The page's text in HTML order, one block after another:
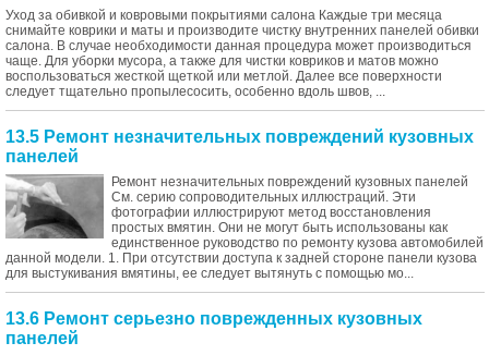
Уход за обивкой и ковровыми покрытиями салона Каждые три месяца
снимайте коврики и маты и производите чистку внутренних панелей обивки
салона. В случае необходимости данная процедура может производиться
чаще. Для уборки мусора, а также для чистки ковриков и матов можно
воспользоваться жесткой щеткой или метлой. Далее все поверхности
следует тщательно пропылесосить, особенно вдоль швов, ...
13.5 Ремонт незначительных повреждений кузовных
панелей
Ремонт незначительных повреждений кузовных панелей
См. серию сопроводительных иллюстраций. Эти
фотографии иллюстрируют метод восстановления
простых вмятин. Они не могут быть использованы как
единственное руководство по ремонту кузова автомобилей
данной модели. 1. При отсутствии доступа к задней стороне панели кузова
для выстукивания вмятины, ее следует вытянуть с помощью мо...
13.6 Ремонт серьезно поврежденных кузовных
панелей